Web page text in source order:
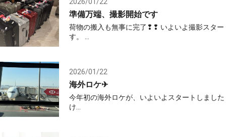
準備万端、撮影開始です
荷物の搬入も無事に完了❢❢ いよいよ撮影スター
す。 ...
2026/01/22
海外ロケ✈
今年初の海外ロケが、いよいよスタートしました
け...